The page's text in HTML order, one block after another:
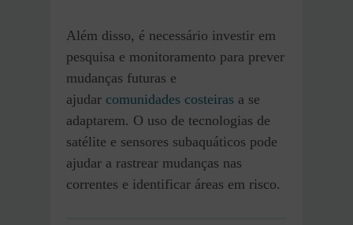
Além disso, é necessário investir em
pesquisa e monitoramento para prever
mudanças futuras e
ajudar comunidades costeiras a se
adaptarem. O uso de tecnologias de
satélite e sensores subaquáticos pode
ajudar a rastrear mudanças nas
correntes e identificar áreas em risco.